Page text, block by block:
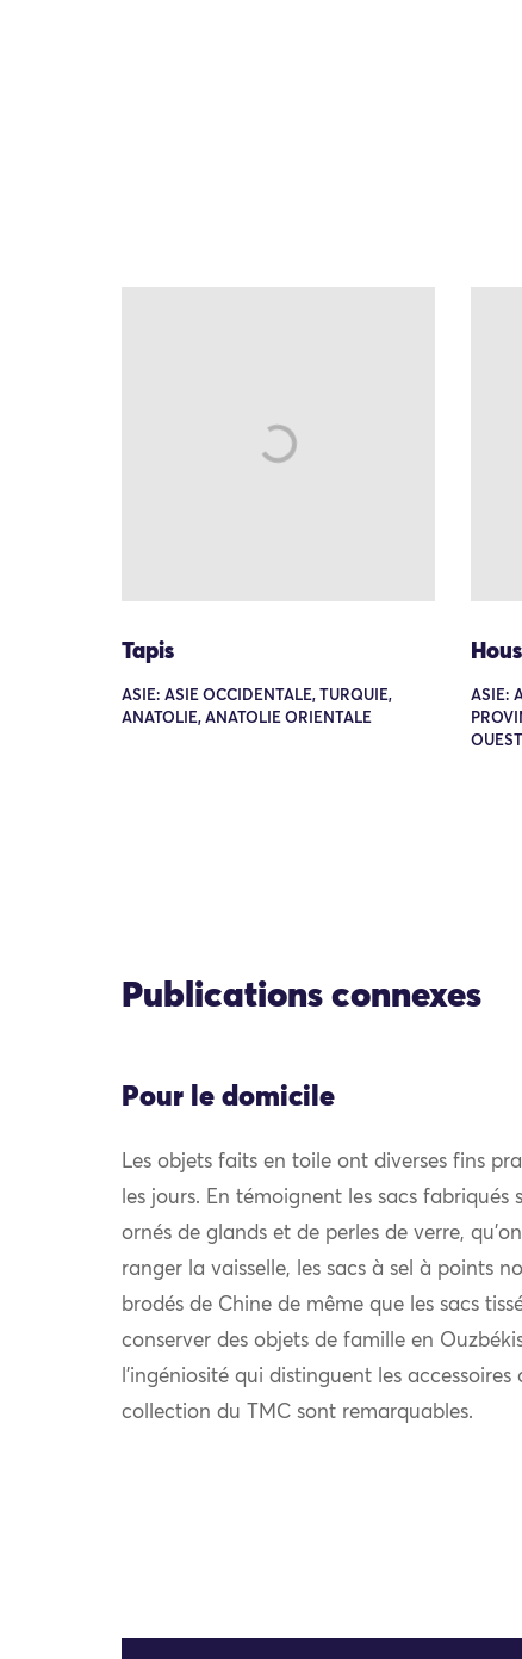
Tapis
ASIE: ASIE OCCIDENTALE, TURQUIE,
ANATOLIE, ANATOLIE ORIENTALE
ASIE:
OUEST
Publications connexes
Pour le domicile
Les objets faits en toile ont diverses fins
les jours. En témoignent les sacs
ornés de glands et de perles de verre,
ranger la vaisselle, les sacs à sel à points
brodés de Chine de même que les sacs
conserver des objets de famille en
l’ingéniosité qui distinguent les
collection du TMC sont remarquables.